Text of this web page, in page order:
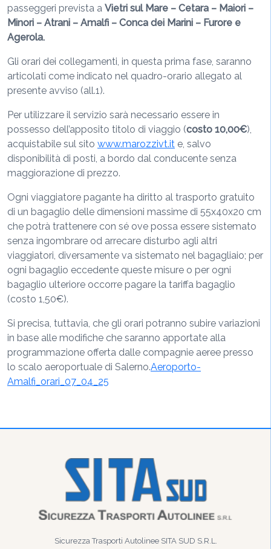
passeggeri prevista a Vietri sul Mare – Cetara – Maiori –
Minori – Atrani – Amalfi – Conca dei Marini – Furore e
Agerola.
Gli orari dei collegamenti, in questa prima fase, saranno
articolati come indicato nel quadro-orario allegato al
presente avviso (all.1).
Per utilizzare il servizio sarà necessario essere in
possesso dell’apposito titolo di viaggio (costo 10,00€),
acquistabile sul sito www.marozzivt.it e, salvo
disponibilità di posti, a bordo dal conducente senza
maggiorazione di prezzo.
Ogni viaggiatore pagante ha diritto al trasporto gratuito
di un bagaglio delle dimensioni massime di 55x40x20 cm
che potrà trattenere con sé ove possa essere sistemato
senza ingombrare od arrecare disturbo agli altri
viaggiatori, diversamente va sistemato nel bagagliaio; per
ogni bagaglio eccedente queste misure o per ogni
bagaglio ulteriore occorre pagare la tariffa bagaglio
(costo 1,50€).
Si precisa, tuttavia, che gli orari potranno subire variazioni
in base alle modifiche che saranno apportate alla
programmazione offerta dalle compagnie aeree presso
lo scalo aeroportuale di Salerno.Aeroporto-
Amalfi_orari_07_04_25
Sicurezza Trasporti Autolinee SITA SUD S.R.L.